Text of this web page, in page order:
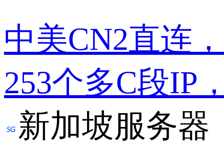
中美CN2直连
253个多C段IP
新加坡服务器